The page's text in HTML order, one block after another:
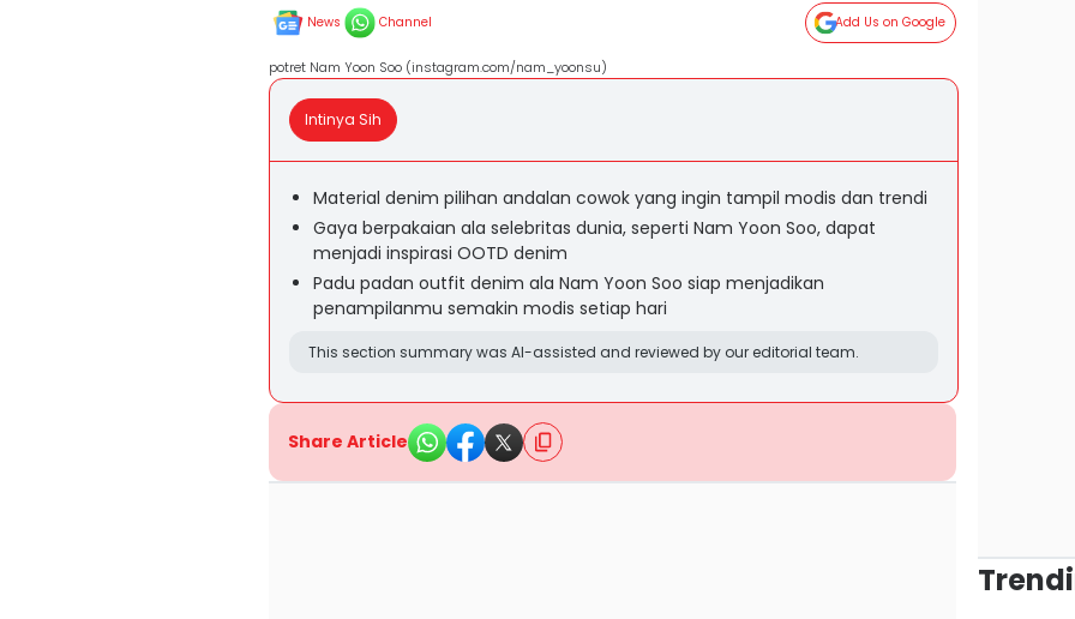
News Channel Add Us on Google
potret Nam Yoon Soo (instagram.com/nam_yoonsu)
Intinya Sih
Material denim pilihan andalan cowok yang ingin tampil modis dan trendi
Gaya berpakaian ala selebritas dunia, seperti Nam Yoon Soo, dapat
menjadi inspirasi OOTD denim
Padu padan outfit denim ala Nam Yoon Soo siap menjadikan
penampilanmu semakin modis setiap hari
This section summary was AI-assisted and reviewed by our editorial team.
Share Article